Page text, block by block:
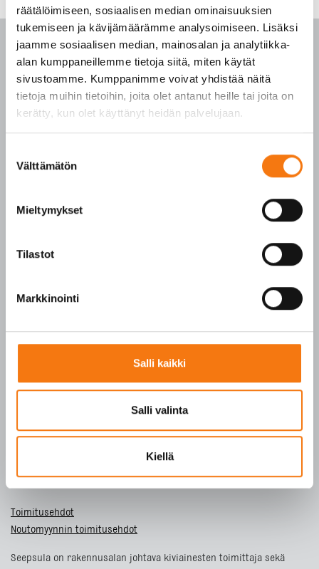
räätälöimiseen, sosiaalisen median ominaisuuksien
tukemiseen ja kävijämäärämme analysoimiseen. Lisäksi
jaamme sosiaalisen median, mainosalan ja analytiikka-
alan kumppaneillemme tietoja siitä, miten käytät
sivustoamme. Kumppanimme voivat yhdistää näitä
tietoja muihin tietoihin, joita olet antanut heille tai joita on
kerätty, kun olet käyttänyt heidän palvelujaan.
valinta
Välttämätön
Mieltymykset
Tilastot
Markkinointi
Salli kaikki
Salli valinta
Kiellä
PALVELUKESKUS
p. 010 3911 900
paikallisverkkomaksu (pvm))
Seepsulan tuotteilla on seuraavat laatusertifikaatit:
SFS-EN 13043
Y-tunnus 3609611-2
Tietosuojaseloste
ETUSIVU
YRITYS
YHTEYSTIEDOT
Toimitusehdot
Noutomyynnin toimitusehdot
Seepsula on rakennusalan johtava kiviainesten toimittaja sekä